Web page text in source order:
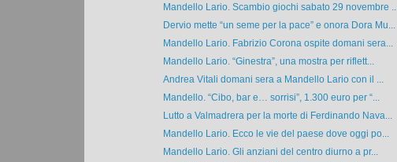
Mandello Lario. Scambio giochi sabato 29 novembre ...
Dervio mette “un seme per la pace” e onora Dora Mu...
Mandello Lario. Fabrizio Corona ospite domani sera...
Mandello Lario. “Ginestra”, una mostra per riflett...
Andrea Vitali domani sera a Mandello Lario con il ...
Mandello. “Cibo, bar e… sorrisi”, 1.300 euro per “...
Lutto a Valmadrera per la morte di Ferdinando Nava...
Mandello Lario. Ecco le vie del paese dove oggi po...
Mandello Lario. Gli anziani del centro diurno a pr...